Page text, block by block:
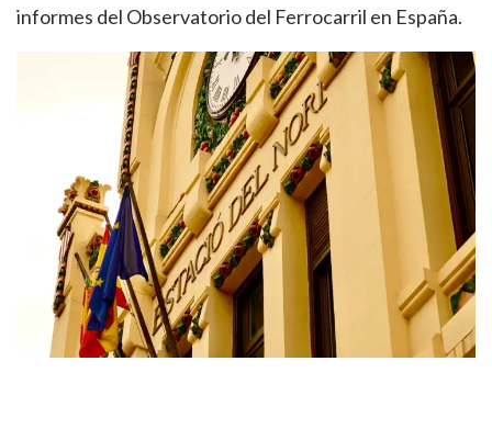
informes del Observatorio del Ferrocarril en España.